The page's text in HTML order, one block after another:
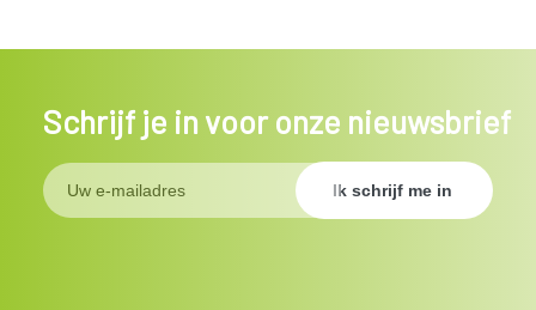
Schrijf je in voor onze nieuwsbrief